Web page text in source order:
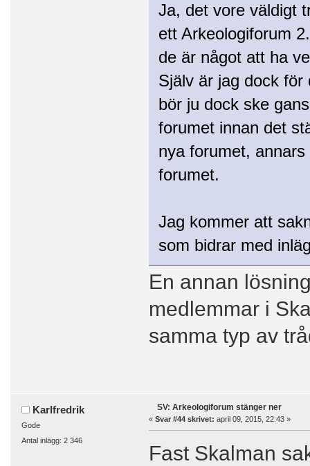
Ja, det vore väldigt
ett Arkeologiforum
de är något att ha
Själv är jag dock
bör ju dock ske
forumet innan det
nya forumet,
forumet.
Jag kommer att
som bidrar med
En annan
medlemmar i
samma typ av
Karlfredrik
Gode
Antal inlägg: 2 346
SV: Arkeologiforum stänger ner
« Svar #44 skrivet: april 09, 2015, 22:43 »
Fast Skalman